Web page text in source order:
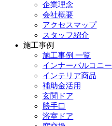
企業理念
会社概要
アクセスマップ
スタッフ紹介
施工事例
施工事例 一覧
インナーバルコニー
インテリア商品
補助金活用
玄関ドア
勝手口
浴室ドア